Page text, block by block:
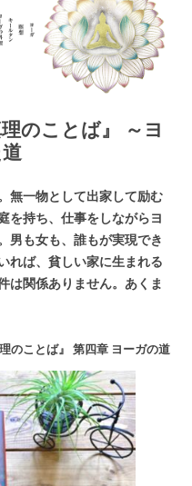
— MAHAYOGI
ブログ
のことば』 ～ヨ
無一物として出家して励む
を持ち、仕事をしながらヨ
男も女も、誰もが実現でき
れば、貧しい家に生まれる
は関係ありません。あくま
のことば』 第四章 ヨーガの道